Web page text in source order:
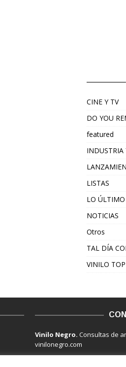
CINE Y TV
DO YOU
featured
INDUSTRIA
LISTAS
LO ÚLTIMO
NOTICIAS
Otros
TAL DÍA
VINILO
Vinilo Negro.Consultas de
vinilonegro.com